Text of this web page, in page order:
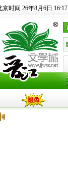
京时间 26年8月6日 16:17